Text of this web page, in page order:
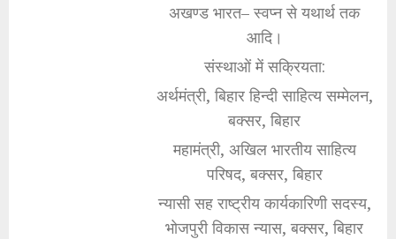
अखण्ड भारत– स्वप्न से यथार्थ तक
आदि।
संस्थाओं में सक्रियता:
अर्थमंत्री, बिहार हिन्दी साहित्य सम्मेलन,
बक्सर, बिहार
महामंत्री, अखिल भारतीय साहित्य
परिषद, बक्सर, बिहार
न्यासी सह राष्ट्रीय कार्यकारिणी सदस्य,
भोजपुरी विकास न्यास, बक्सर, बिहार